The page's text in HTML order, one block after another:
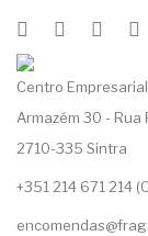
Centro
Armazém 30 - Rua
2710-335 Sintra
+351 214 671 214